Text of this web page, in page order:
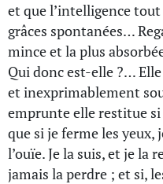
et que l’intelligence
grâces spontanées…
mince et la plus
Qui donc est-elle ?…
et inexprimablement
emprunte elle restitue
que si je ferme les yeux,
l’ouïe. Je la suis, et je la
jamais la perdre ; et si,